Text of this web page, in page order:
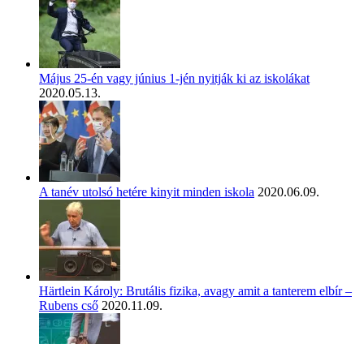
Május 25-én vagy június 1-jén nyitják ki az iskolákat
2020.05.13.
A tanév utolsó hetére kinyit minden iskola 2020.06.09.
Härtlein Károly: Brutális fizika, avagy amit a tanterem elbír –
Rubens cső 2020.11.09.